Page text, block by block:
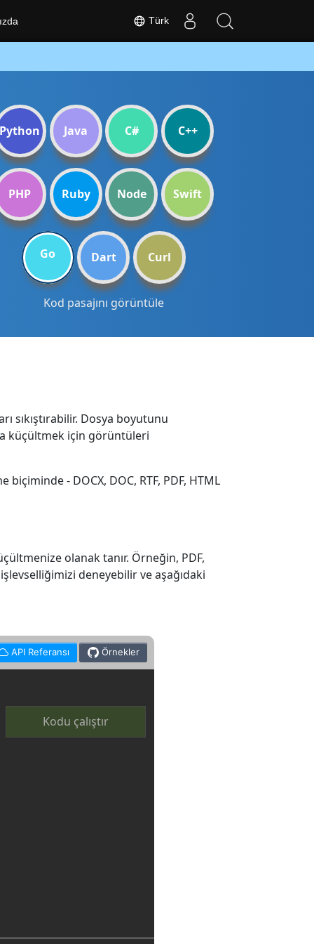
Python Java C# C++
PHP Ruby Node Swift
Go Dart Curl
Kod pasajını görüntüle
sıkıştırabilir. Dosya boyutunu
küçültmek için görüntüleri
- DOCX, DOC, RTF, PDF, HTML
olanak tanır. Örneğin, PDF,
deneyebilir ve aşağıdaki
API Referansı Örnekler
Kodu çalıştır
Türk